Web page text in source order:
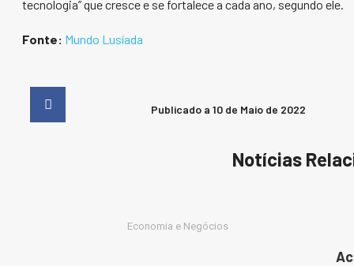
tecnologia” que cresce e se fortalece a cada ano, segundo ele.
Fonte: Mundo Lusíada
Publicado a 10 de Maio de 2022
Notícias
Economia e Negócios